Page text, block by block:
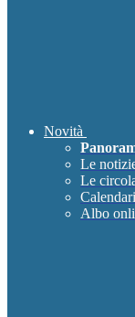
Novità
Le
Le
Albo